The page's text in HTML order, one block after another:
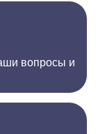
вопросы и